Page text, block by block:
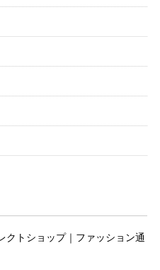
クトショップ｜ファッション通